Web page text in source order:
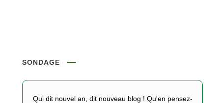
SONDAGE
Qui dit nouvel an, dit nouveau blog ! Qu'en pensez-